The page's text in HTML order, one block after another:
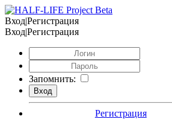
Вход|Регистрация
Вход|Регистрация
Запомнить:
Регистрация